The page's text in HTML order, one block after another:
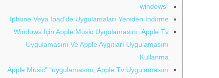
“windows
Iphone Veya Ipad’de Uygulamaları Yeniden Indirme
Windows Için Apple Music Uygulamasını, Apple Tv
Uygulamasını Ve Apple Aygıtları Uygulamasını
Kullanma
Apple Music” “uygulamasını, Apple Tv Uygulamasını